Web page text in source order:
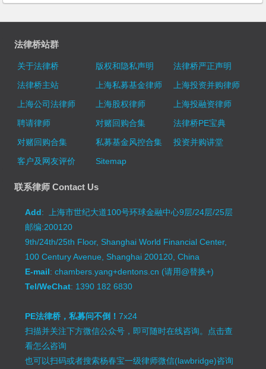
法律桥站群
关于法律桥 版权和隐私声明
法律桥严正声明
法律桥主站
上海私募基金律师
上海投资并购律师
上海公司法律师
上海股权律师
上海投融资律师
聘请律师
对赌回购合集
法律桥PE宝典
对赌回购合集
私募基金风控合集
投资并购讲堂
客户及网友评价
Sitemap
联系律师 Contact Us
Add: 上海市世纪大道100号环球金融中心9层/24层/25层
邮编:200120
9th/24th/25th Floor, Shanghai World Financial Center,
100 Century Avenue, Shanghai 200120, China
E-mail: chambers.yang+dentons.cn (请用@替换+)
Tel/WeChat: 1390 182 6830
PE法律桥，私募问不倒！7x24
扫描并关注下方微信公众号，即可随时在线咨询。 点击查
看怎么咨询
也可以扫码或者搜索杨春宝一级律师微信(lawbridge)咨询